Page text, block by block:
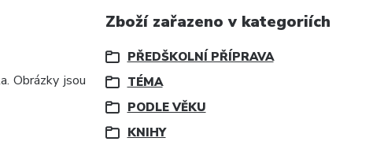
Obrázky jsou
Zboží zařazeno v kategoriích
PŘEDŠKOLNÍ PŘÍPRAVA
TÉMA
PODLE VĚKU
KNIHY